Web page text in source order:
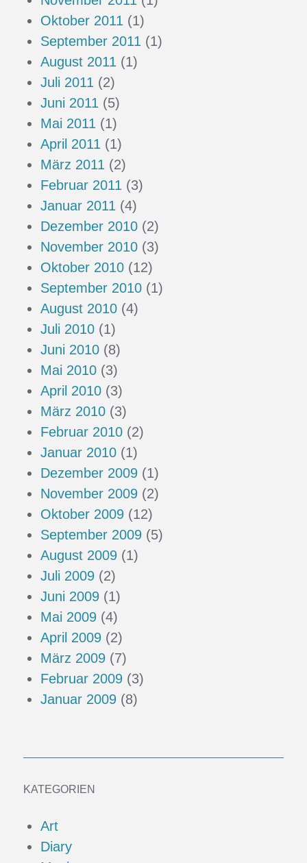
Oktober 2011 (1)
September 2011 (1)
August 2011 (1)
Juli 2011 (2)
Juni 2011 (5)
Mai 2011 (1)
April 2011 (1)
März 2011 (2)
Februar 2011 (3)
Januar 2011 (4)
Dezember 2010 (2)
November 2010 (3)
Oktober 2010 (12)
September 2010 (1)
August 2010 (4)
Juli 2010 (1)
Juni 2010 (8)
Mai 2010 (3)
April 2010 (3)
März 2010 (3)
Februar 2010 (2)
Januar 2010 (1)
Dezember 2009 (1)
November 2009 (2)
Oktober 2009 (12)
September 2009 (5)
August 2009 (1)
Juli 2009 (2)
Juni 2009 (1)
Mai 2009 (4)
April 2009 (2)
März 2009 (7)
Februar 2009 (3)
Januar 2009 (8)
KATEGORIEN
Art
Diary